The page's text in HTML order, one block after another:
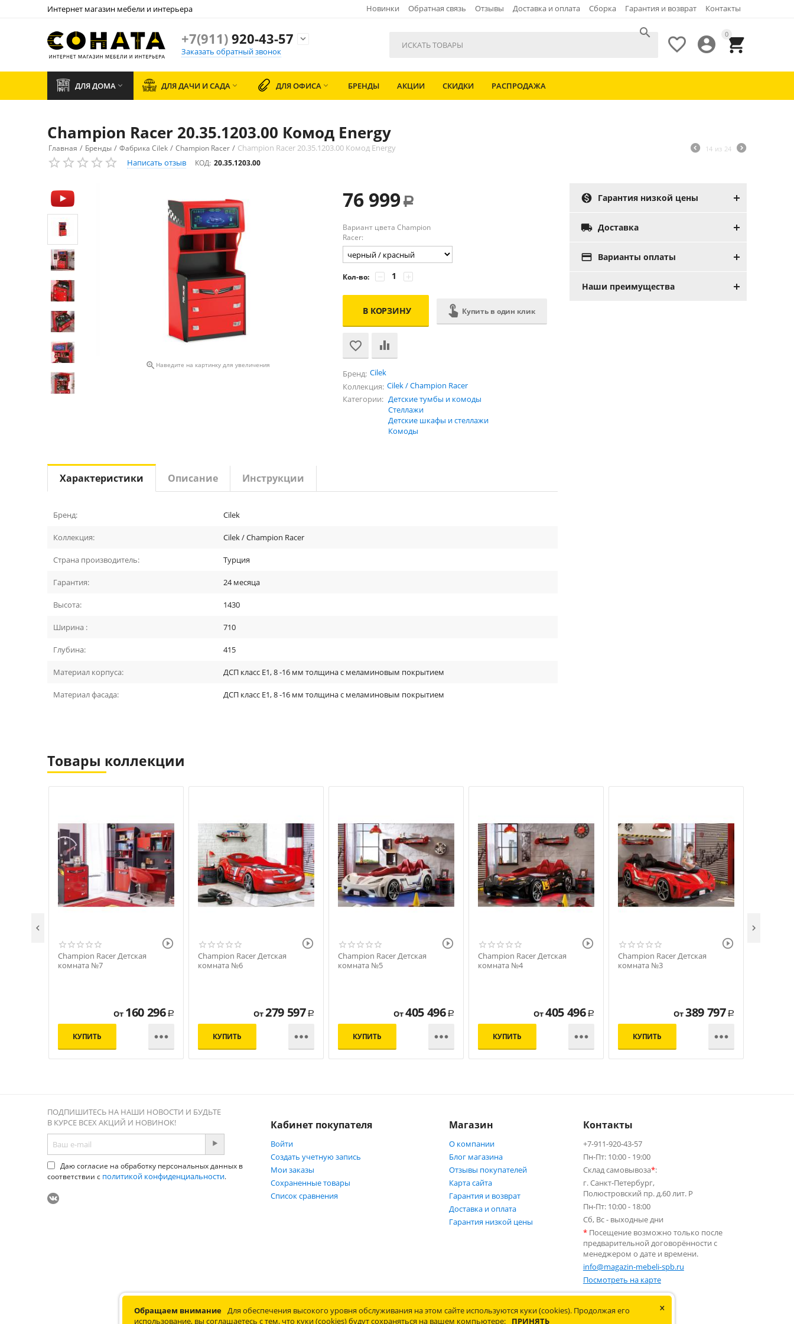
Интернет магазин мебели и интерьера Новинки Обратная связь Отзывы Доставка и оплата Сборка Гарантия и возврат Контакты
+7(911)920-43-57

Заказать обратный звонок
0



ДЛЯ ДОМА  ДЛЯ ДАЧИ И САДА  ДЛЯ ОФИСА  БРЕНДЫ АКЦИИ СКИДКИ РАСПРОДАЖА
Champion Racer 20.35.1203.00 Комод Energy
Главная / Бренды / Фабрика Cilek / Champion Racer / Champion Racer 20.35.1203.00 Комод Energy 14 из 24
Написать отзыв КОД: 20.35.1203.00
 Наведите на картинку для увеличения
76 999 Р
Вариант цвета Champion
Racer:
Кол-во: +
−
В КОРЗИНУ Купить в один клик
Бренд: Cilek
Коллекция: Cilek / Champion Racer
Категории: Детские тумбы и комоды
Стеллажи
Детские шкафы и стеллажи
Комоды
 Гарантия низкой цены
 Доставка
 Варианты оплаты
Наши преимущества
Характеристики Описание Инструкции
Бренд: Cilek
Коллекция: Cilek / Champion Racer
Страна производитель: Турция
Гарантия: 24 месяца
Высота: 1430
Ширина : 710
Глубина: 415
Материал корпуса: ДСП класс Е1, 8 -16 мм толщина с меламиновым покрытием
Материал фасада: ДСП класс Е1, 8 -16 мм толщина с меламиновым покрытием
Товары коллекции

Champion Racer Детская
комната №7
От 160 296 Р
КУПИТЬ 

Champion Racer Детская
комната №6
От279 597 Р
КУПИТЬ 

Champion Racer Детская
комната №5
От405 496 Р
КУПИТЬ 

Champion Racer Детская
комната №4
От405 496 Р
КУПИТЬ 

Champion Racer Детская
комната №3
От389 797 Р
КУПИТЬ 
 
ПОДПИШИТЕСЬ НА НАШИ НОВОСТИ И БУДЬТЕ
В КУРСЕ ВСЕХ АКЦИЙ И НОВИНОК!
Даю согласие на обработку персональных данных в
соответствии с политикой конфиденциальности.
Кабинет покупателя
Войти
Создать учетную запись
Мои заказы
Сохраненные товары
Список сравнения
Магазин
О компании
Блог магазина
Отзывы покупателей
Карта сайта
Гарантия и возврат
Доставка и оплата
Гарантия низкой цены
Контакты
+7-911-920-43-57
Пн-Пт: 10:00 - 19:00
Склад самовывоза*:
г. Санкт-Петербург,
Полюстровский пр. д.60 лит. Р
Пн-Пт: 10:00 - 18:00
Сб, Вс - выходные дни
*Посещение возможно только после
предварительной договорённости с
менеджером о дате и времени.
info@magazin-mebeli-spb.ru
Посмотреть на карте
© 2012-2026 Соната. Все права защищены. Информация сайта защищена законом об авторских правах. Не является публичной офертой.
Политика конфиденциальности обработки персональных данных
×
Обращаем внимание Для обеспечения высокого уровня обслуживания на этом сайте используются куки (cookies). Продолжая его
использование, вы соглашаетесь с тем, что куки (cookies) будут сохраняться на вашем компьютере:
ПРИНЯТЬ